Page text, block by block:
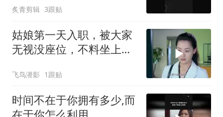
炙青剪辑 3跟贴
姑娘第一天入职，被大家
无视没座位，不料坐上特
飞鸟潜影 1跟贴
时间不在于你拥有多少,而